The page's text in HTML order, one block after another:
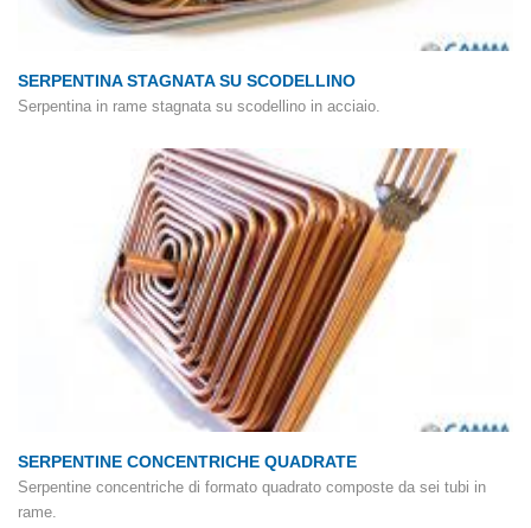
SERPENTINA STAGNATA SU SCODELLINO
Serpentina in rame stagnata su scodellino in acciaio.
SERPENTINE CONCENTRICHE QUADRATE
Serpentine concentriche di formato quadrato composte da sei tubi in
rame.